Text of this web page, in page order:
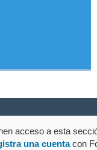
acceso a esta
una cuentacon